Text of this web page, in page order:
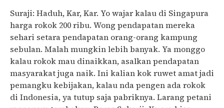
Suraji: Haduh, Kar, Kar. Yo wajar kalau di Singapura
harga rokok 200 ribu. Wong pendapatan mereka
sehari setara pendapatan orang-orang kampung
sebulan. Malah mungkin lebih banyak. Ya monggo
kalau rokok mau dinaikkan, asalkan pendapatan
masyarakat juga naik. Ini kalian kok ruwet amat jadi
pemangku kebijakan, kalau nda pengen ada rokok
di Indonesia, ya tutup saja pabriknya. Larang petani